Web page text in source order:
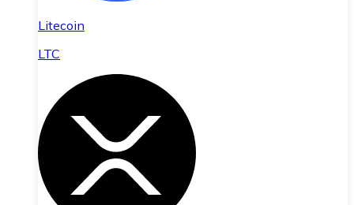
Litecoin
LTC